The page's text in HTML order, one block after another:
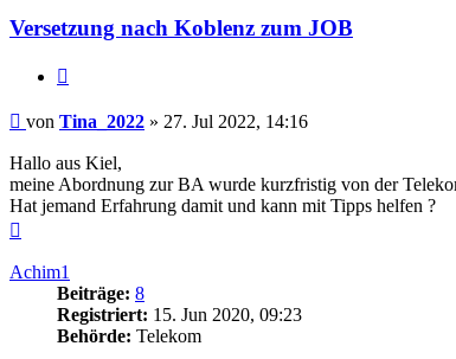
Versetzung nach Koblenz zum JOB
Beitrag
von Tina_2022 » 27. Jul 2022, 14:16
Hallo aus Kiel,
meine Abordnung zur BA wurde kurzfristig von der
Hat jemand Erfahrung damit und kann mit Tipps helfen ?
Achim1
Beiträge: 8
Registriert: 15. Jun 2020, 09:23
Behörde: Telekom